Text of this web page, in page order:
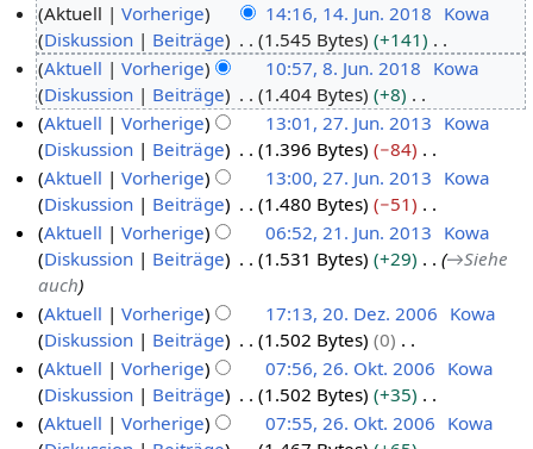
4
J
n
2
8
Aktuell Vorherige 14:16, 14. Jun. 2018 Kowa
Diskussion
Beiträge 1.545 Bytes
+141
K
e
i
n
e
B
e
a
r
e
i
t
u
n
u
1
Aktuell Vorherige 10:57, 8. Jun. 2018 Kowa
Diskussion
Beiträge 1.404 Bytes
+8
K
e
i
n
e
B
e
a
r
b
e
i
t
7
J
0
3
Aktuell Vorherige 13:01, 27. Jun. 2013 Kowa
Diskussion
Beiträge 1.396 Bytes
−84
K
e
i
n
e
B
e
a
r
b
e
Aktuell Vorherige 13:00, 27. Jun. 2013 Kowa
Diskussion
Beiträge 1.480 Bytes
−51
K
e
i
n
e
B
e
a
r
u
Aktuell Vorherige 06:52, 21. Jun. 2013 Kowa
Diskussion
Beiträge 1.531 Bytes +29 →Siehe
auch
0
D
Aktuell Vorherige 17:13, 20. Dez. 2006 Kowa
Diskussion
Beiträge 1.502 Bytes
0
K
e
i
n
6
Aktuell Vorherige 07:56, 26. Okt. 2006 Kowa
Diskussion
Beiträge 1.502 Bytes
+35
KAktuell Vorherige 07:55, 26. Okt. 2006 Kowa